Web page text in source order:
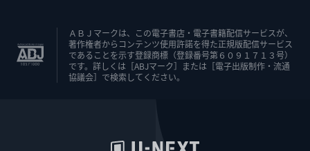
ＡＢＪマークは、この電子書店・電子書籍配信サービスが、
著作権者からコンテンツ使用許諾を得た正規版配信サービス
であることを示す登録商標（登録番号第６０９１７１３号）
です。詳しくは［ABJマーク］または［電子出版制作・流通
協議会］で検索してください。